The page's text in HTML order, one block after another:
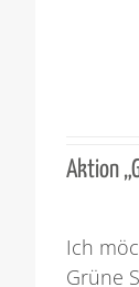
Aktion
Ich
Grüne